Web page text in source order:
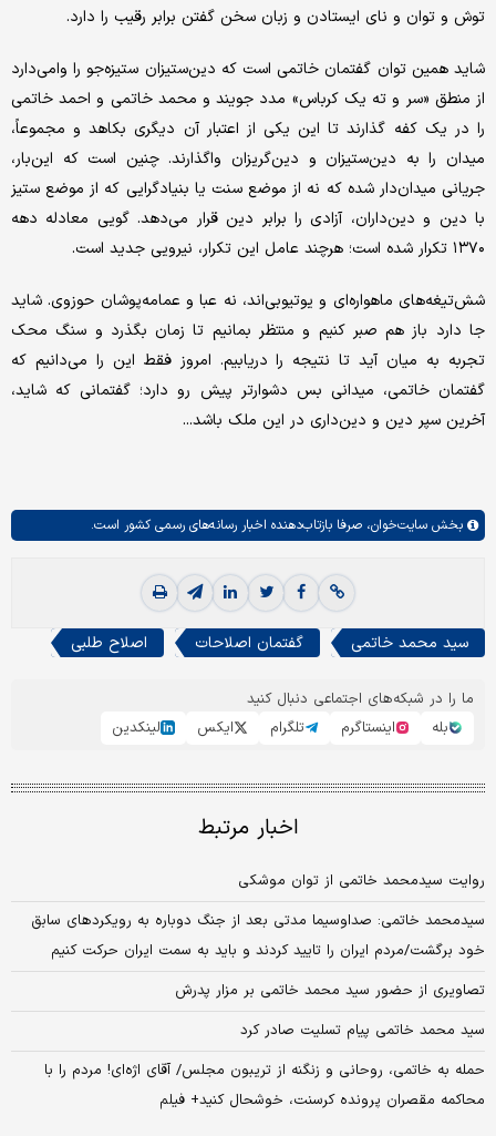
توش و توان و نای ایستادن و زبان سخن گفتن برابر رقیب را دارد.
شاید همین توان گفتمان خاتمی است که دین‌ستیزان ستیزه‌جو را وامی‌دارد
از منطق «سر و ته یک کرباس» مدد جویند و محمد خاتمی و احمد خاتمی
را در یک کفه گذارند تا این یکی از اعتبار آن دیگری بکاهد و مجموعاً،
میدان را به دین‌ستیزان و‌ دین‌گریزان واگذارند. چنین است که این‌بار،
جریانی میدان‌دار شده که نه از موضع سنت یا بنیادگرایی که از موضع ستیز
با دین و دین‌داران، آزادی را برابر دین قرار می‌دهد. گویی معادله دهه
۱۳۷۰ تکرار شده است؛ هرچند عامل این تکرار، نیرویی جدید است.
شش‌تیغه‌های ماهواره‌ای و یوتیوبی‌اند، نه عبا و عمامه‌پوشان حوزوی. شاید
جا دارد باز هم صبر کنیم و منتظر بمانیم تا زمان بگذرد و سنگ محک
تجربه به میان آید تا نتیجه را دریابیم. امروز فقط این را می‌دانیم که
گفتمان خاتمی، میدانی بس دشوارتر پیش رو دارد؛ گفتمانی که شاید،
آخرین سپر دین و دین‌داری در این ملک باشد...
بخش سایت‌خوان، صرفا بازتاب‌دهنده اخبار رسانه‌های رسمی کشور است.
سید محمد خاتمی گفتمان اصلاحات اصلاح طلبی
ما را در شبکه‌های اجتماعی دنبال کنید
بله
اینستاگرم تلگرام ایکس لینکدین
اخبار مرتبط
روایت سید‌محمد خاتمی از توان موشکی
سیدمحمد خاتمی: صداوسیما مدتی بعد از جنگ دوباره به رویکرد‌های سابق
خود برگشت/مردم ایران را تایید کردند و باید به سمت ایران حرکت کنیم
تصاویری از حضور سید محمد خاتمی بر مزار پدرش
سید محمد خاتمی پیام تسلیت صادر کرد
حمله به خاتمی، روحانی و زنگنه از تریبون مجلس/ آقای اژه‌ای! مردم را با
محاکمه مقصران پرونده کرسنت، خوشحال کنید+ فیلم